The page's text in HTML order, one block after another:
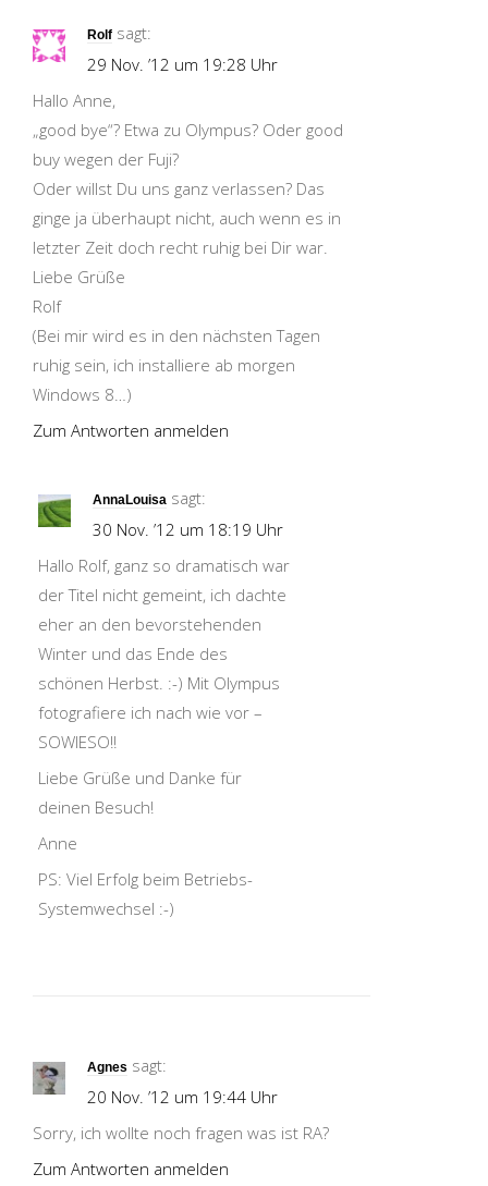
Rolf sagt:
29 Nov. ’12 um 19:28 Uhr
Hallo Anne,
„good bye“? Etwa zu Olympus? Oder good
buy wegen der Fuji?
Oder willst Du uns ganz verlassen? Das
ginge ja überhaupt nicht, auch wenn es in
letzter Zeit doch recht ruhig bei Dir war.
Liebe Grüße
Rolf
(Bei mir wird es in den nächsten Tagen
ruhig sein, ich installiere ab morgen
Windows 8…)
Zum Antworten anmelden
AnnaLouisa sagt:
30 Nov. ’12 um 18:19 Uhr
Hallo Rolf, ganz so dramatisch war
der Titel nicht gemeint, ich dachte
eher an den bevorstehenden
Winter und das Ende des
schönen Herbst. :-) Mit Olympus
fotografiere ich nach wie vor –
SOWIESO!!
Liebe Grüße und Danke für
deinen Besuch!
Anne
PS: Viel Erfolg beim Betriebs-
Systemwechsel :-)
Agnes sagt:
20 Nov. ’12 um 19:44 Uhr
Sorry, ich wollte noch fragen was ist RA?
Zum Antworten anmelden